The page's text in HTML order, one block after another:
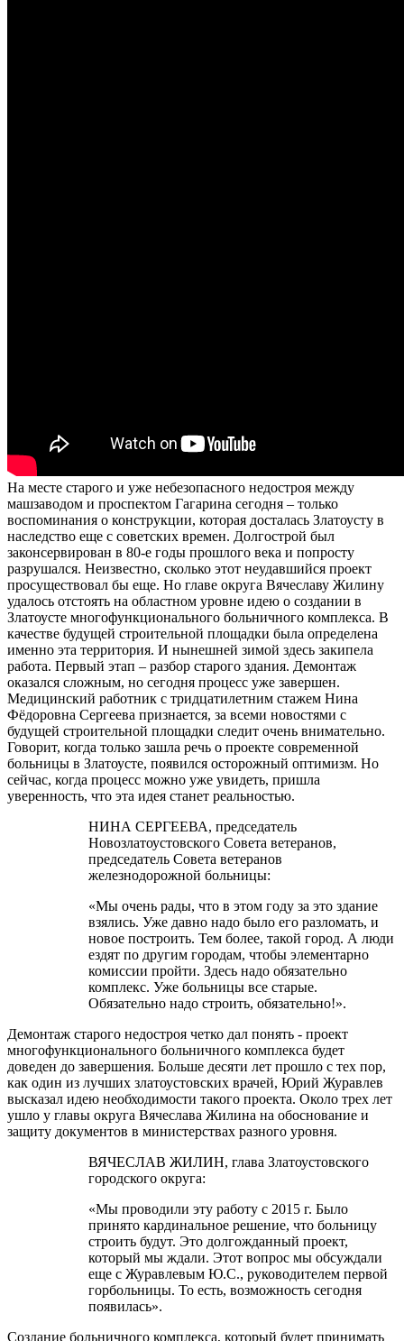
На месте старого и уже небезопасного недостроя между
машзаводом и проспектом Гагарина сегодня – только
воспоминания о конструкции, которая досталась Златоусту в
наследство еще с советских времен. Долгострой был
законсервирован в 80-е годы прошлого века и попросту
разрушался. Неизвестно, сколько этот неудавшийся проект
просуществовал бы еще. Но главе округа Вячеславу Жилину
удалось отстоять на областном уровне идею о создании в
Златоусте многофункционального больничного комплекса. В
качестве будущей строительной площадки была определена
именно эта территория. И нынешней зимой здесь закипела
работа. Первый этап – разбор старого здания. Демонтаж
оказался сложным, но сегодня процесс уже завершен.
Медицинский работник с тридцатилетним стажем Нина
Фёдоровна Сергеева признается, за всеми новостями с
будущей строительной площадки следит очень внимательно.
Говорит, когда только зашла речь о проекте современной
больницы в Златоусте, появился осторожный оптимизм. Но
сейчас, когда процесс можно уже увидеть, пришла
уверенность, что эта идея станет реальностью.
НИНА СЕРГЕЕВА, председатель
Новозлатоустовского Совета ветеранов,
председатель Совета ветеранов
железнодорожной больницы:
«Мы очень рады, что в этом году за это здание
взялись. Уже давно надо было его разломать, и
новое построить. Тем более, такой город. А люди
ездят по другим городам, чтобы элементарно
комиссии пройти. Здесь надо обязательно
комплекс. Уже больницы все старые.
Обязательно надо строить, обязательно!».
Демонтаж старого недостроя четко дал понять - проект
многофункционального больничного комплекса будет
доведен до завершения. Больше десяти лет прошло с тех пор,
как один из лучших златоустовских врачей, Юрий Журавлев
высказал идею необходимости такого проекта. Около трех лет
ушло у главы округа Вячеслава Жилина на обоснование и
защиту документов в министерствах разного уровня.
ВЯЧЕСЛАВ ЖИЛИН, глава Златоустовского
городского округа:
«Мы проводили эту работу с 2015 г. Было
принято кардинальное решение, что больницу
строить будут. Это долгожданный проект,
который мы ждали. Этот вопрос мы обсуждали
еще с Журавлевым Ю.С., руководителем первой
горбольницы. То есть, возможность сегодня
появилась».
Создание больничного комплекса, который будет принимать